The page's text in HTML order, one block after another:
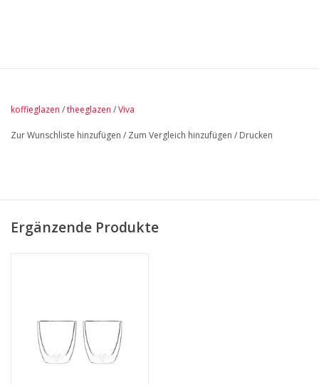
koffieglazen /theeglazen /Viva
Zur Wunschliste hinzufügen / Zum Vergleich hinzufügen / Drucken
Ergänzende Produkte